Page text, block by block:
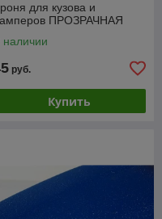
для кузова и
ПРОЗРАЧНАЯ
наличии
руб.
Купить